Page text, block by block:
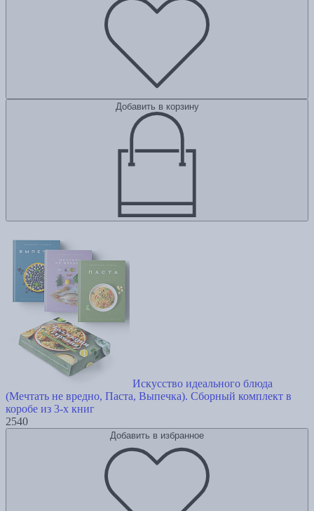
Добавить в корзину
Искусство идеального блюда
(Мечтать не вредно, Паста, Выпечка). Сборный комплект в
коробе из 3-х книг
2540
Добавить в избранное